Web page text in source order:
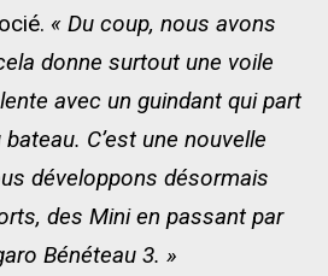
« Du coup, nous avons
donne surtout une voile
avec un guindant qui part
bateau. C’est une nouvelle
développons désormais
des Mini en passant par
Bénéteau 3. »